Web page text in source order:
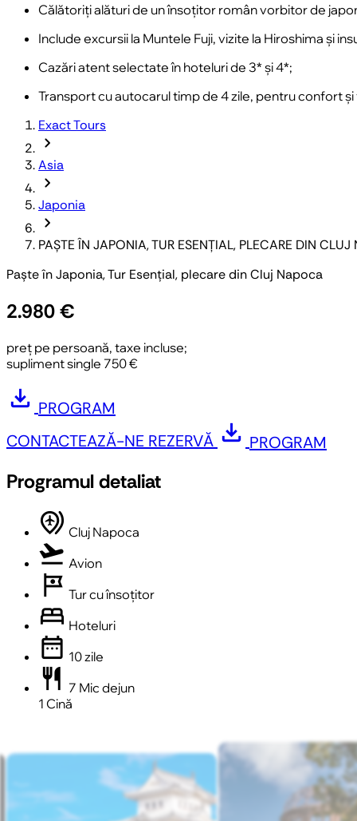
Călătoriți alături de un însoțitor român vorbitor de
Include excursii la Muntele Fuji, vizite la Hiroshima și
Cazări atent selectate în hoteluri de 3* și 4*;
Transport cu autocarul timp de 4 zile, pentru confort
Exact Tours
chevron_forward
Asia
chevron_forward
Japonia
chevron_forward
PAȘTE ÎN JAPONIA, TUR ESENȚIAL, PLECARE DIN
Paște în Japonia, Tur Esențial, plecare din Cluj Napoca
2.980 €
preț pe persoană, taxe incluse;
supliment single 750 €
download PROGRAM
CONTACTEAZĂ-NE REZERVĂ download PROGRAM
Programul detaliat
multiple_airports Cluj Napoca
flight_takeoff Avion
tour Tur cu însoțitor
bed Hoteluri
date_range 10 zile
restaurant 7 Mic dejun
1 Cină